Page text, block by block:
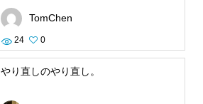
TomChen
24 0
やり直しのやり直し。